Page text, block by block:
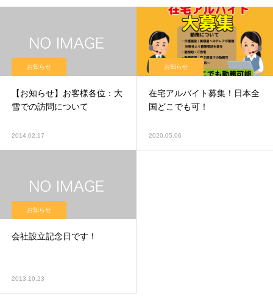
お知らせ
【お知らせ】お客様各位：大
雪での訪問について
2014.02.17
お知らせ
在宅アルバイト募集！日本全
国どこでも可！
2020.05.06
お知らせ
会社設立記念日です！
2013.10.23